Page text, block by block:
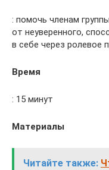
: помочь членам
от неуверенного,
в себе через ролевое
Время
: 15 минут
Материалы
Читайте также: